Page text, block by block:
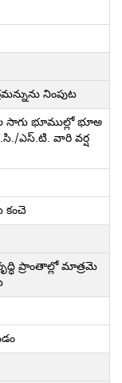
నింపుట
సాగు భూముల్లో భూఅ
ఎస్.టి. వారి వర్ష
కంచె
ప్రాంతాల్లో మాత్రమె